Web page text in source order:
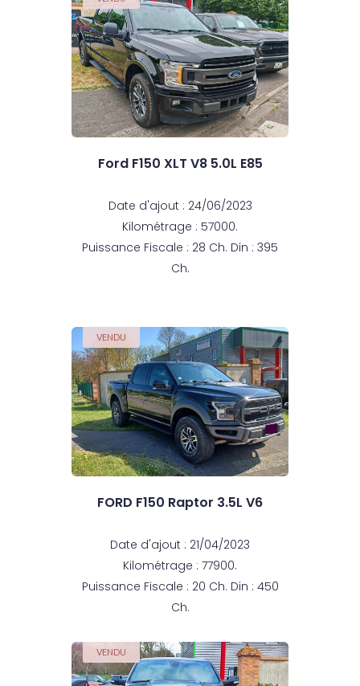
Ford F150 XLT V8 5.0L E85
Date d'ajout : 24/06/2023
Kilométrage : 57000.
Puissance Fiscale : 28 Ch. Din : 395
Ch.
FORD F150 Raptor 3.5L V6
Date d'ajout : 21/04/2023
Kilométrage : 77900.
Puissance Fiscale : 20 Ch. Din : 450
Ch.
VENDU
VENDU